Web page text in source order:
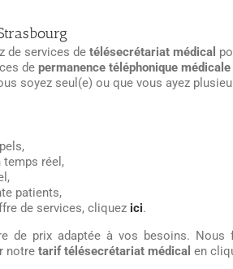
de services de télésecrétariat médical
de permanence téléphonique médicale
soyez seul(e) ou que vous ayez
temps réel,
patients,
de services, cliquez ici.
de prix adaptée à vos besoins. Nous
notre tarif télésecrétariat médical en